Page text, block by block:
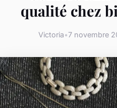
qualité chez
Victoria•7 novembre